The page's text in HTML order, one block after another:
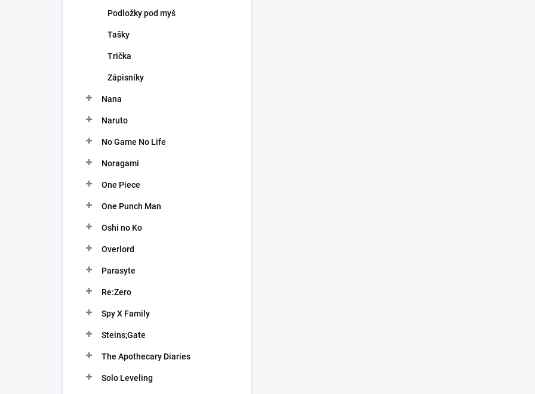
Podložky pod myš
Tašky
Trička
Zápisníky
Nana
Naruto
No Game No Life
Noragami
One Piece
One Punch Man
Oshi no Ko
Overlord
Parasyte
Re:Zero
Spy X Family
Steins;Gate
The Apothecary Diaries
Solo Leveling